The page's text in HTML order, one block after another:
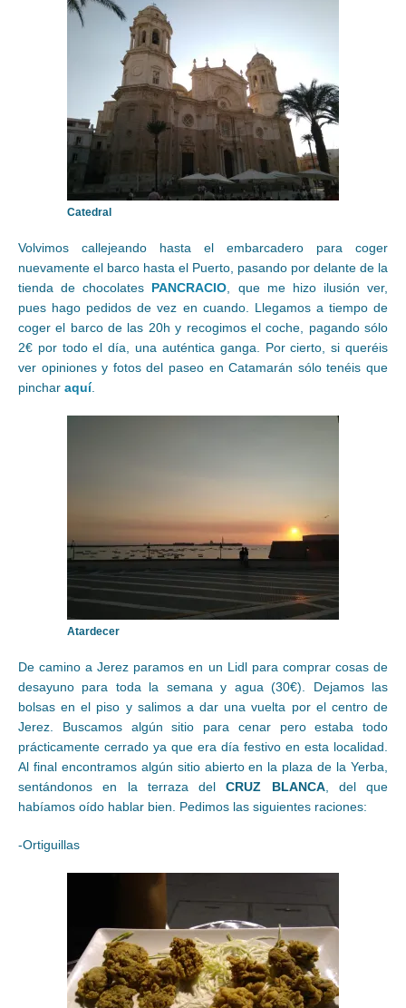
Catedral
Volvimos callejeando hasta el embarcadero para coger
nuevamente el barco hasta el Puerto, pasando por delante de la
tienda de chocolates PANCRACIO, que me hizo ilusión ver,
pues hago pedidos de vez en cuando. Llegamos a tiempo de
coger el barco de las 20h y recogimos el coche, pagando sólo
2€ por todo el día, una auténtica ganga. Por cierto, si queréis
ver opiniones y fotos del paseo en Catamarán sólo tenéis que
pinchar aquí.
Atardecer
De camino a Jerez paramos en un Lidl para comprar cosas de
desayuno para toda la semana y agua (30€). Dejamos las
bolsas en el piso y salimos a dar una vuelta por el centro de
Jerez. Buscamos algún sitio para cenar pero estaba todo
prácticamente cerrado ya que era día festivo en esta localidad.
Al final encontramos algún sitio abierto en la plaza de la Yerba,
sentándonos en la terraza delCRUZ BLANCA, del que
habíamos oído hablar bien. Pedimos las siguientes raciones:
-Ortiguillas